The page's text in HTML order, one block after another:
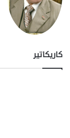
كاريكاتير